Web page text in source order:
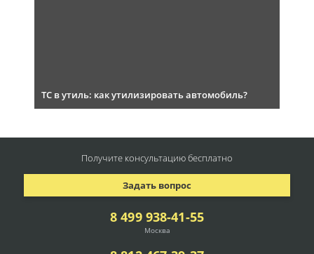
ТС в утиль: как утилизировать автомобиль?
8 499 938-41-55
Москва
Задать вопрос
Получите консультациюбесплатно